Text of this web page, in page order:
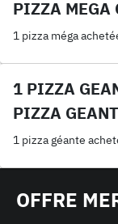
PIZZA MEGA
1 pizza méga
1 PIZZA
PIZZA
1 pizza géante
OFFRE